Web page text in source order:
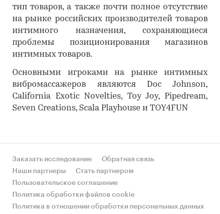
тип товаров, а также почти полное отсутствие
на рынке российских производителей товаров
интимного назначения, сохраняющиеся
проблемы позиционирования магазинов
интимных товаров.
Основными игроками на рынке интимных
вибромассажеров являются Doc Johnson,
California Exotic Novelties, Toy Joy, Pipedream,
Seven Creations, Scala Playhouse и TOY4FUN
Заказать исследование
Обратная связь
Наши партнеры
Стать партнером
Пользовательское соглашение
Политика обработки файлов cookie
Политика в отношении обработки персональных данных